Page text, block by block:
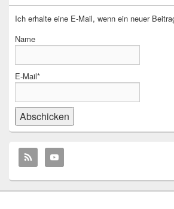
Ich erhalte eine E-Mail, wenn ein neuer
Name
E-Mail*